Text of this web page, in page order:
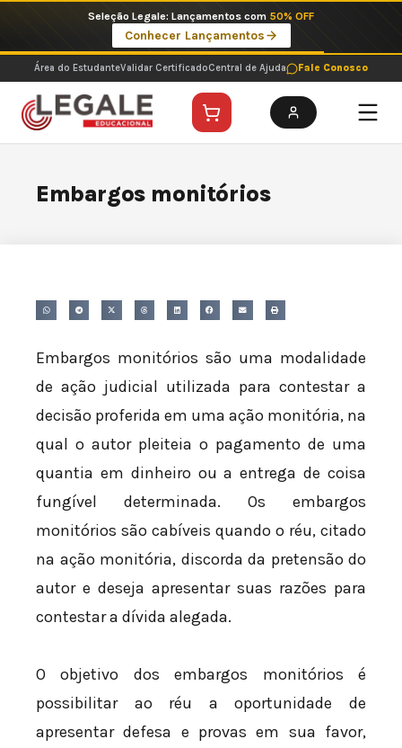
o
conteúdo
Seleção Legale: Lançamentos com 50% OFF
Conhecer Lançamentos
Área do EstudanteValidar CertificadoCentral de Ajuda Fale Conosco
Embargos monitórios
Embargos monitórios são uma modalidade
de ação judicial utilizada para contestar a
decisão proferida em uma ação monitória, na
qual o autor pleiteia o pagamento de uma
quantia em dinheiro ou a entrega de coisa
fungível determinada. Os embargos
monitórios são cabíveis quando o réu, citado
na ação monitória, discorda da pretensão do
autor e deseja apresentar suas razões para
contestar a dívida alegada.
O objetivo dos embargos monitórios é
possibilitar ao réu a oportunidade de
apresentar defesa e provas em sua favor,